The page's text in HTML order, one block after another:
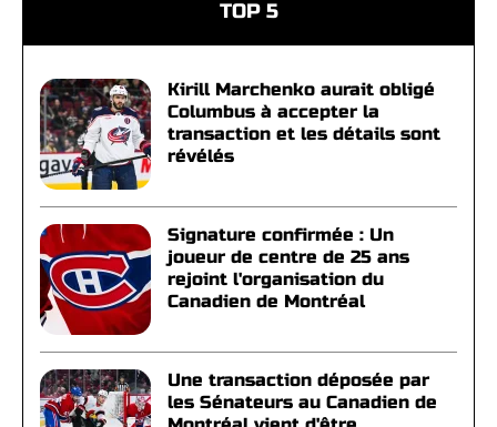
TOP 5
Kirill Marchenko aurait obligé
Columbus à accepter la
transaction et les détails sont
révélés
Signature confirmée : Un
joueur de centre de 25 ans
rejoint l'organisation du
Canadien de Montréal
Une transaction déposée par
les Sénateurs au Canadien de